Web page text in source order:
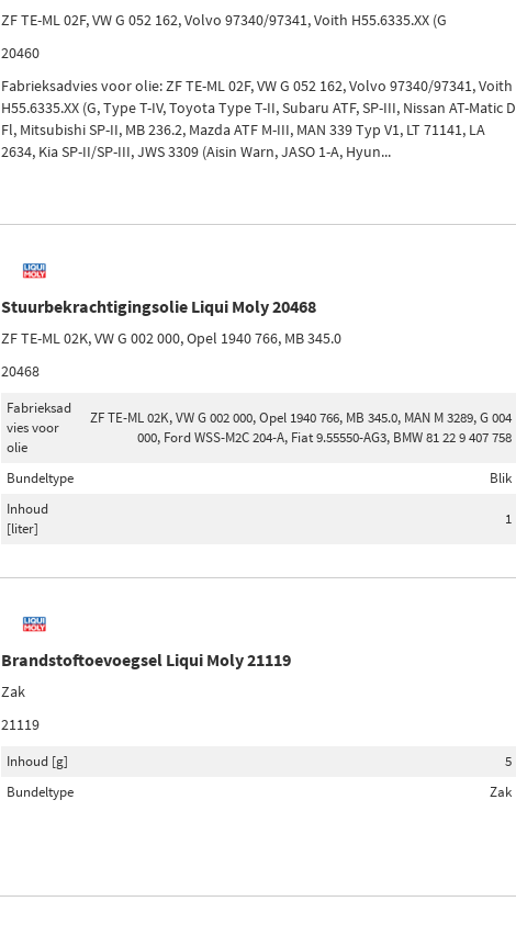
ZF TE-ML 02F, VW G 052 162, Volvo 97340/97341, Voith H55.6335.XX (G
20460
Fabrieksadvies voor olie: ZF TE-ML 02F, VW G 052 162, Volvo 97340/97341, Voith
H55.6335.XX (G, Type T-IV, Toyota Type T-II, Subaru ATF, SP-III, Nissan AT-Matic D
Fl, Mitsubishi SP-II, MB 236.2, Mazda ATF M-III, MAN 339 Typ V1, LT 71141, LA
2634, Kia SP-II/SP-III, JWS 3309 (Aisin Warn, JASO 1-A, Hyun...
Stuurbekrachtigingsolie Liqui Moly 20468
ZF TE-ML 02K, VW G 002 000, Opel 1940 766, MB 345.0
20468
Fabrieksad
vies voor
olie
ZF TE-ML 02K, VW G 002 000, Opel 1940 766, MB 345.0, MAN M 3289, G 004
000, Ford WSS-M2C 204-A, Fiat 9.55550-AG3, BMW 81 22 9 407 758
Bundeltype
Blik
Inhoud
[liter]
1
Brandstoftoevoegsel Liqui Moly 21119
Zak
21119
Inhoud [g]
5
Bundeltype
Zak